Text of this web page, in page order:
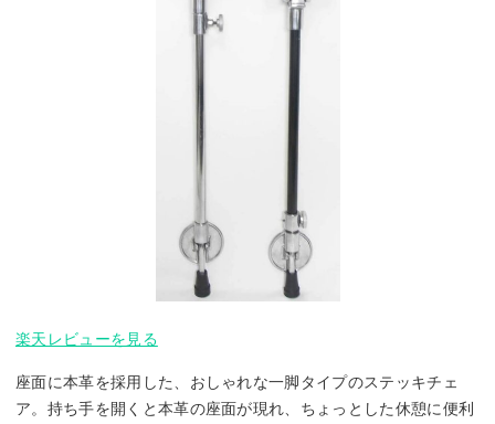
楽天レビューを見る
座面に本革を採用した、おしゃれな一脚タイプのステッキチェ
ア。持ち手を開くと本革の座面が現れ、ちょっとした休憩に便利